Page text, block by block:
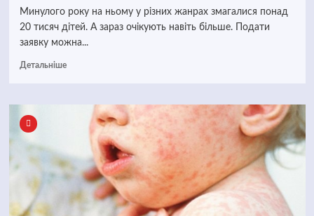
Минулого року на ньому у різних жанрах змагалися понад
20 тисяч дітей. А зараз очікують навіть більше. Подати
заявку можна...
Детальніше